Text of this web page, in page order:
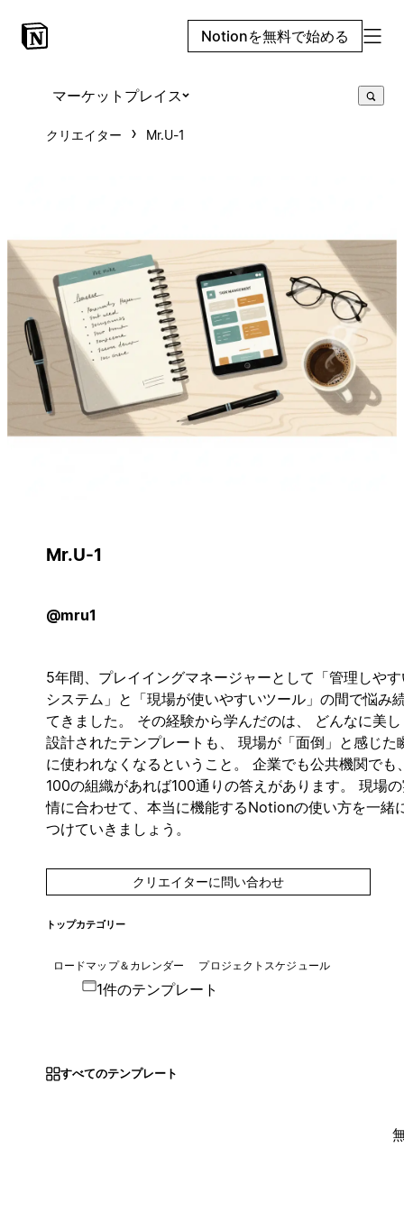
Notionを無料で始める
マーケットプレイス
クリエイター Mr.U-1
Mr.U-1
@mru1
5年間、プレイイングマネージャーとして「管理しや
システム」と「現場が使いやすいツール」の間で悩み
てきました。 その経験から学んだのは、 どんなに美
設計されたテンプレートも、 現場が「面倒」と感じた
に使われなくなるということ。 企業でも公共機関でも
100の組織があれば100通りの答えがあります。 現場
情に合わせて、本当に機能するNotionの使い方を一緒
つけていきましょう。
クリエイターに問い合わせ
トップカテゴリー
ロードマップ＆カレンダー プロジェクトスケジュール
1件のテンプレート
すべてのテンプレート